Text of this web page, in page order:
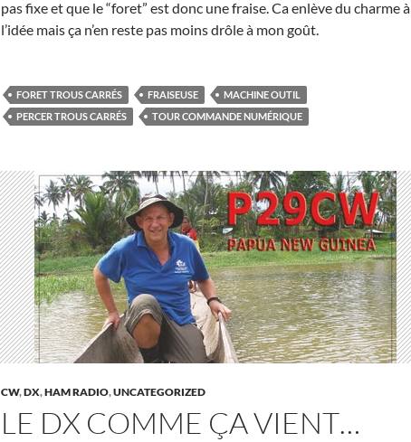
pas fixe et que le “foret” est donc une fraise. Ca enlève du charme à
l’idée mais ça n’en reste pas moins drôle à mon goût.
FORET TROUS CARRÉS FRAISEUSE
MACHINE OUTIL
PERCER TROUS CARRÉS
TOUR COMMANDE NUMÉRIQUE
CW,DX,HAM RADIO,UNCATEGORIZED
LE DX COMME ÇA VIENT…